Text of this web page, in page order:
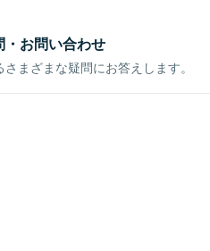
・お問い合わせ
まざまな疑問にお答えします。